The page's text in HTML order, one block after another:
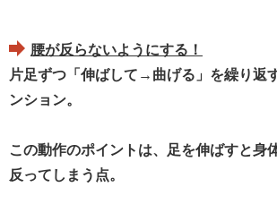
腰が反らないようにする！
片足ずつ「伸ばして→曲げる」を繰り返
ンション。
この動作のポイントは、足を伸ばすと身
反ってしまう点。